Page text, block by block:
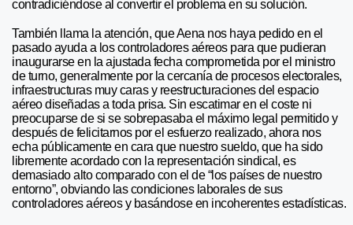
contradiciéndose al convertir el problema en su solución.
También llama la atención, que Aena nos haya pedido en el
pasado ayuda a los controladores aéreos para que pudieran
inaugurarse en la ajustada fecha comprometida por el ministro
de turno, generalmente por la cercanía de procesos electorales,
infraestructuras muy caras y reestructuraciones del espacio
aéreo diseñadas a toda prisa. Sin escatimar en el coste ni
preocuparse de si se sobrepasaba el máximo legal permitido y
después de felicitarnos por el esfuerzo realizado, ahora nos
echa públicamente en cara que nuestro sueldo, que ha sido
libremente acordado con la representación sindical, es
demasiado alto comparado con el de “los países de nuestro
entorno”, obviando las condiciones laborales de sus
controladores aéreos y basándose en incoherentes estadísticas.